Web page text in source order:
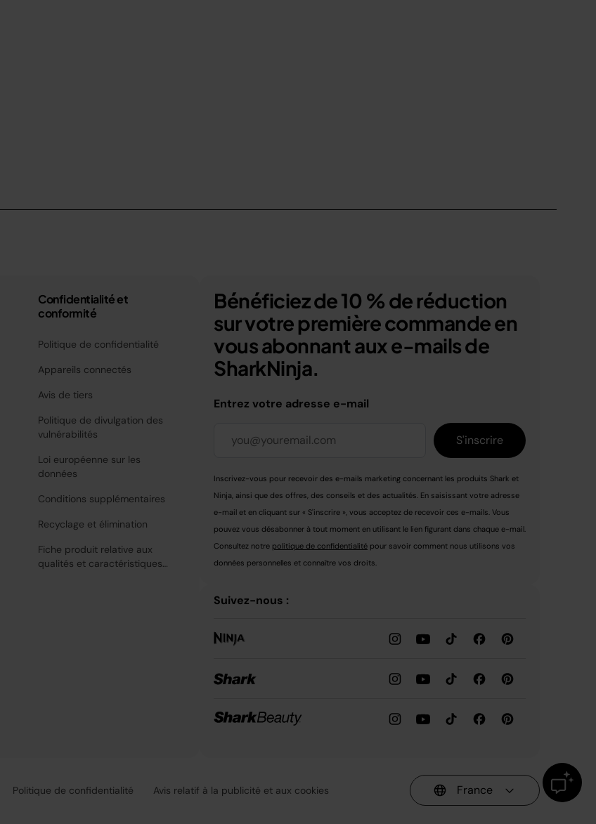
Confidentialité et
conformité
Politique de confidentialité
Appareils connectés
Avis de tiers
Politique de divulgation des
vulnérabilités
Loi européenne sur les
données
Conditions supplémentaires
Recyclage et élimination
Fiche produit relative aux
qualités et caractéristiques
Bénéficiez de 10 % de réduction
sur votre première commande en
vous abonnant aux e-mails de
SharkNinja.
Entrez votre adresse e-mail
S'inscrire
Inscrivez-vous pour recevoir des e-mails marketing concernant les produits Shark et
Ninja, ainsi que des offres, des conseils et des actualités. En saisissant votre adresse
e-mail et en cliquant sur « S'inscrire », vous acceptez de recevoir ces e-mails. Vous
pouvez vous désabonner à tout moment en utilisant le lien figurant dans chaque e-mail.
Consultez notre politique de confidentialité pour savoir comment nous utilisons vos
données personnelles et connaître vos droits.
Suivez-nous :
Politique de confidentialité Avis relatif à la publicité et aux cookies France